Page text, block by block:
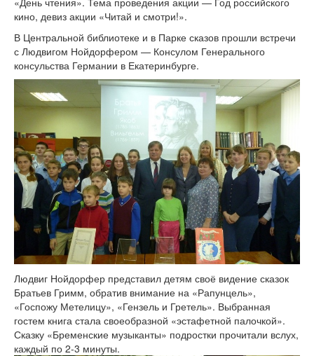
кино, девиз акции «Читай и смотри!».
В Центральной библиотеке и в Парке сказов прошли встречи
с Людвигом Нойдорфером — Консулом Генерального
консульства Германии в Екатеринбурге.
Людвиг Нойдорфер представил детям своё видение сказок
Братьев Гримм, обратив внимание на «Рапунцель»,
«Госпожу Метелицу», «Гензель и Гретель». Выбранная
гостем книга стала своеобразной «эстафетной палочкой».
Сказку «Бременские музыканты» подростки прочитали вслух,
каждый по 2-3 минуты.